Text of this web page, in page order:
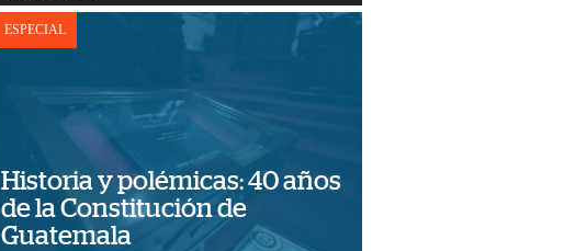
ESPECIAL
Historia y polémicas: 40 años
de la Constitución de
Guatemala